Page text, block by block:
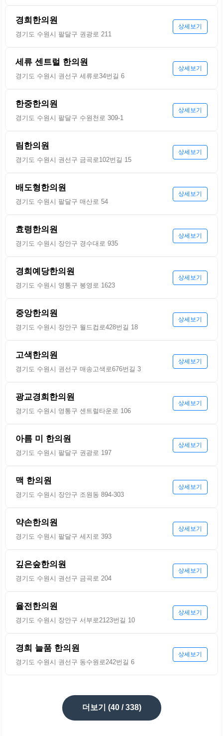
경희한의원
경기도 수원시 팔달구 권광로 211
상세보기
세류 센트럴 한의원
경기도 수원시 권선구 세류로34번길 6
상세보기
한중한의원
경기도 수원시 팔달구 수원천로 309-1
상세보기
림한의원
경기도 수원시 권선구 금곡로102번길 15
상세보기
배도형한의원
경기도 수원시 팔달구 매산로 54
상세보기
효령한의원
경기도 수원시 장안구 경수대로 935
상세보기
경희예당한의원
경기도 수원시 영통구 봉영로 1623
상세보기
중앙한의원
경기도 수원시 장안구 월드컵로428번길 18
상세보기
고색한의원
경기도 수원시 권선구 매송고색로676번길 3
상세보기
광교경희한의원
경기도 수원시 영통구 센트럴타운로 106
상세보기
아름 미 한의원
경기도 수원시 팔달구 권광로 197
상세보기
맥 한의원
경기도 수원시 장안구 조원동 894-303
상세보기
약손한의원
경기도 수원시 팔달구 세지로 393
상세보기
깊은숲한의원
경기도 수원시 권선구 금곡로 204
상세보기
율전한의원
경기도 수원시 장안구 서부로2123번길 10
상세보기
경희 늘품 한의원
경기도 수원시 권선구 동수원로242번길 6
상세보기
더보기 (40/ 338)